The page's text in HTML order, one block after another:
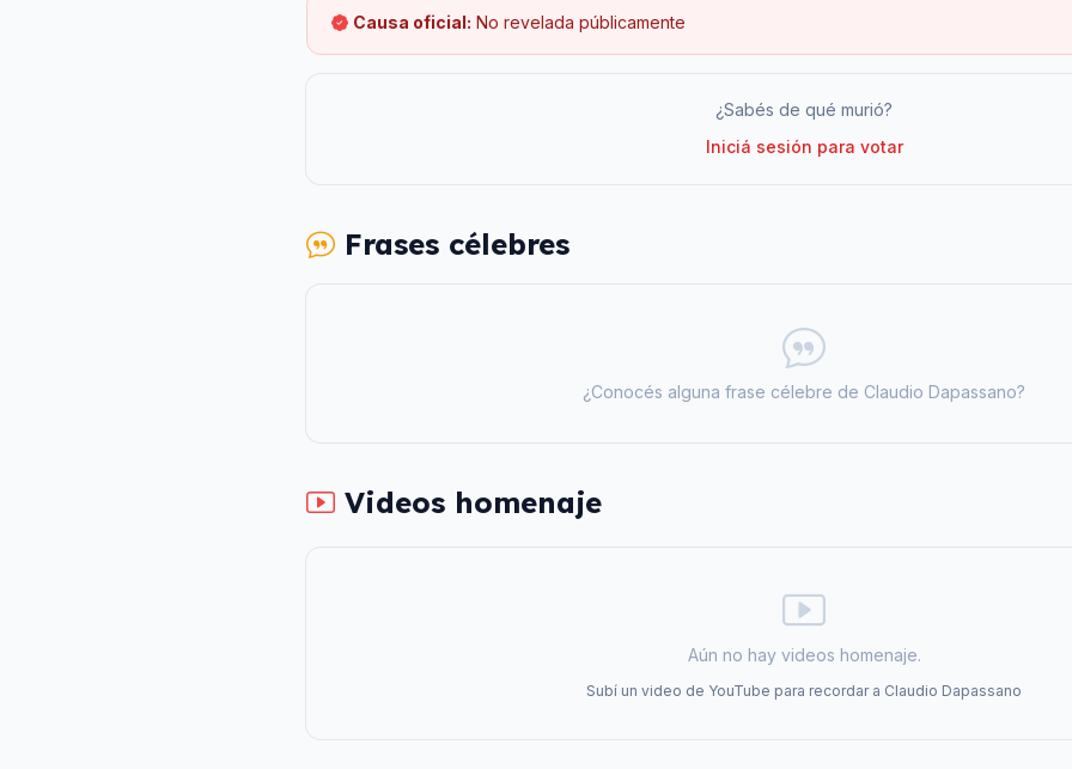
Causa oficial: No revelada públicamente
¿Sabés de qué murió?
Iniciá sesión para votar
Frases célebres
¿Conocés alguna frase célebre de Claudio Dapassano?
Videos homenaje
Aún no hay videos homenaje.
Subí un video de YouTube para recordar a Claudio Dapassano